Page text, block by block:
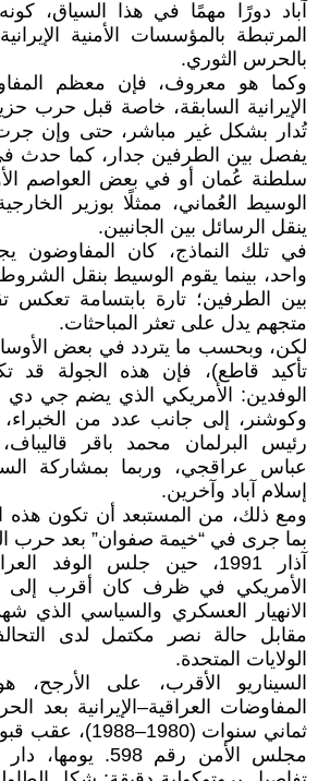
آباد دورًا مهمًا في هذا السياق،
المرتبطة بالمؤسسات الأمنية
بالحرس الثوري.
وكما هو معروف، فإن معظم
تُدار بشكل غير مباشر، حتى وإن
يفصل بين الطرفين جدار، كما
سلطنة عُمان أو في بعض العواصم
الوسيط العُماني، ممثلًا بوزير
ينقل الرسائل بين الجانبين.
في تلك النماذج، كان المفاوضون
واحد، بينما يقوم الوسيط بنقل الشروط
بين الطرفين؛ تارة بابتسامة تعكس
متجهم يدل على تعثر المباحثات.
لكن، وبحسب ما يتردد في بعض
تأكيد قاطع)، فإن هذه الجولة قد
الوفدين: الأمريكي الذي يضم جي
وكوشنر، إلى جانب عدد من الخبراء،
رئيس البرلمان محمد باقر
عباس عراقجي، وربما بمشاركة
إسلام آباد وآخرين.
ومع ذلك، من المستبعد أن تكون هذه
آذار 1991، حين جلس الوفد
الأمريكي في ظرف كان أقرب إلى
الانهيار العسكري والسياسي الذي
مقابل حالة نصر مكتمل لدى
الولايات المتحدة.
السيناريو الأقرب، على
المفاوضات العراقية–الإيرانية بعد
ثماني سنوات
مجلس الأمن رقم